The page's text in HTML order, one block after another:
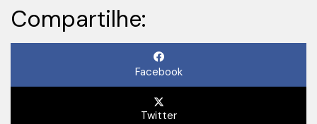
Compartilhe:
Facebook
Twitter